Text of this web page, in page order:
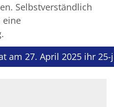
Selbstverständlich
eine
am 27. April 2025 ihr